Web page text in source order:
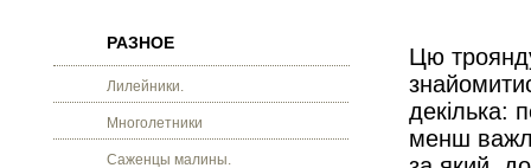
РАЗНОЕ
Лилейники.
Многолетники
Саженцы малины.
Цю
декілька:
менш